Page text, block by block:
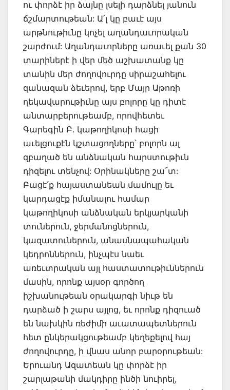
ու փորձէ իր ձայնը լսելի դարձնել յանուն
ճշմարտութեան: Ա՛լ կը բաւէ այս
արթնութիւնը կոչել աղանդաւորական
շարժում: Աղանդաւորները առաւել քան 30
տարիներէ ի վեր մեծ աշխատանք կը
տանին մեր ժողովուրդը սիրաշահելու
զանազան ձեւերով, երբ Մայր Աթոռի
ղեկավարութիւնը այս բոլորը կը դիտէ
անտարբերութեամբ, որովհետեւ
Գարեգին Բ. կաթողիկոսի հացի
աւելցուքէն կշտացողները՝ բոլորն ալ
զբաղած են անձնական հարստութիւն
դիզելու տենչով: Օրինակները շա՜տ:
Բացէ՛ք հայաստանեան մամուլը եւ
կարդացէք իմանալու համար
կաթողիկոսի անձնական երկյարկանի
տուներուն, ջերմանոցներուն,
կազատուներուն, անասնապահական
կեդրոններուն, ինչպէս նաեւ
առեւտրական այլ հաստատութիւններուն
մասին, որոնք այսօր գործող
իշխանութեան օրակարգի նիւթ են
դարձած ի շարս այլոց, եւ որոնք դիզուած
են նախկին ռեժիմի աւատապետներուն
հետ ընկերակցութեամբ կեղեքելով հայ
ժողովուրդը, ի վնաս անոր բարօրութեան:
Երուանդ Ազատեան կը փորձէ իր
շարլաթանի մակդիրը ինծի նուիրել,